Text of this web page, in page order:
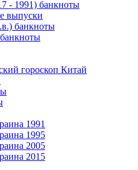
- 1991) банкноты
выпуски
банкноты
гороскоп Китай
1991
1995
2005
2015